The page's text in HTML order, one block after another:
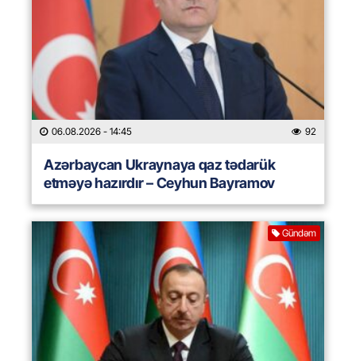
06.08.2026 - 14:45 92
Azərbaycan Ukraynaya qaz tədarük
etməyə hazırdır – Ceyhun Bayramov
Gündəm